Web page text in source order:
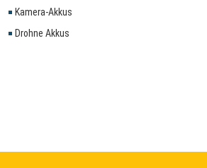
Kamera-Akkus
Drohne Akkus